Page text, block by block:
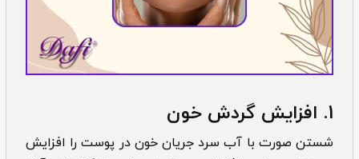
1. افزایش گردش خون
شستن صورت با آب سرد جریان خون در پوست را افزایش